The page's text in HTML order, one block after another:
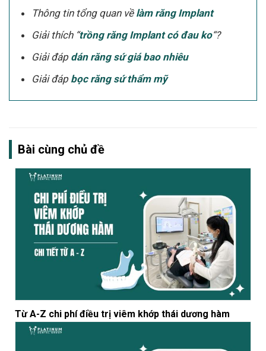
Thông tin tổng quan về làm răng Implant
Giải thích “trồng răng Implant có đau ko“?
Giải đáp dán răng sứ giá bao nhiêu
Giải đáp bọc răng sứ thẩm mỹ
Bài cùng chủ đề
Từ A-Z chi phí điều trị viêm khớp thái dương hàm